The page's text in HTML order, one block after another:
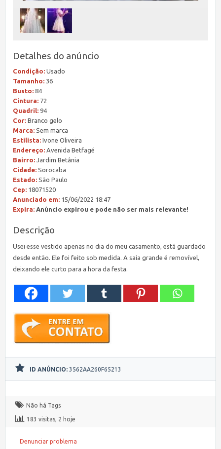
Detalhes do anúncio
Condição: Usado
Tamanho: 36
Busto: 84
Cintura: 72
Quadril: 94
Cor: Branco gelo
Marca: Sem marca
Estilista: Ivone Oliveira
Endereço: Avenida Betfagé
Bairro: Jardim Betânia
Cidade: Sorocaba
Estado: São Paulo
Cep: 18071520
Anunciado em: 15/06/2022 18:47
Expira: Anúncio expirou e pode não ser mais relevante!
Descrição
Usei esse vestido apenas no dia do meu casamento, está guardado
desde então. Ele foi feito sob medida. A saia grande é removível,
deixando ele curto para a hora da festa.
ID ANÚNCIO: 3562AA260F65213
Não há Tags
183 visitas, 2 hoje
Denunciar problema